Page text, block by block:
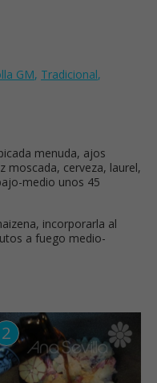
GM, Tradicional,
menuda, ajos
moscada, cerveza, laurel,
medio unos 45
incorporarla al
a fuego medio-